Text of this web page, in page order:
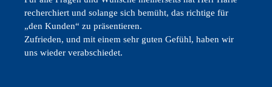
recherchiert und solange sich bemüht, das richtige für
„den Kunden“ zu präsentieren.
Zufrieden, und mit einem sehr guten Gefühl, haben wir
uns wieder verabschiedet.